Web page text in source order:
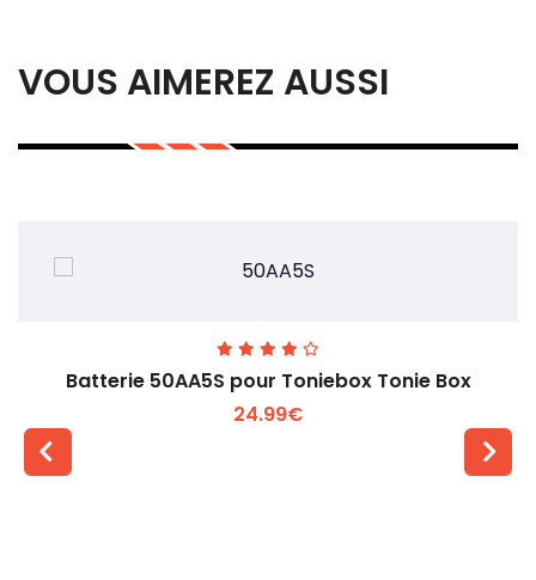
VOUS AIMEREZ AUSSI
Batterie 50AA5S pour Toniebox Tonie Box
24.99€